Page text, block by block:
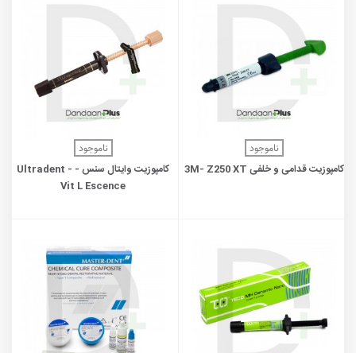
ناموجود
کامپوزیت قدامی و خلفی 3M- Z250 XT
ناموجود
کامپوزیت وایتال سنس - Ultradent -
Vit L Escence